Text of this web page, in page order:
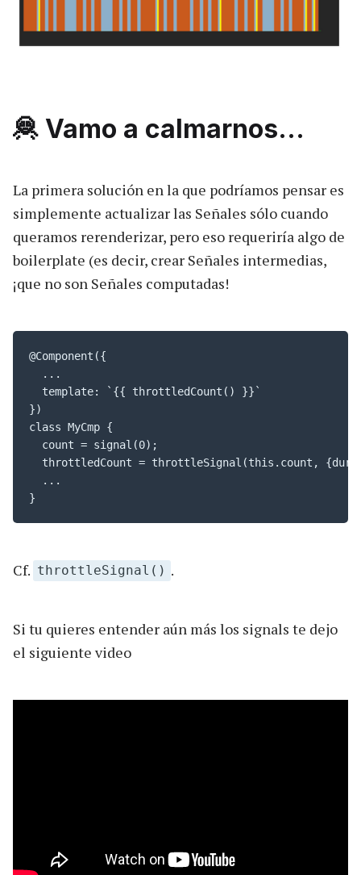
🦧 Vamo a calmarnos...
La primera solución en la que podríamos pensar es
simplemente actualizar las Señales sólo cuando
queramos rerenderizar, pero eso requeriría algo de
boilerplate (es decir, crear Señales intermedias,
¡que no son Señales computadas!
@Component({
  ...
  template: `{{ throttledCount() }}`
})
class MyCmp {
  count = signal(0);
throttledCount = throttleSignal(this.count,
  ...
}
Cf. throttleSignal() .
Si tu quieres entender aún más los signals te dejo
el siguiente video